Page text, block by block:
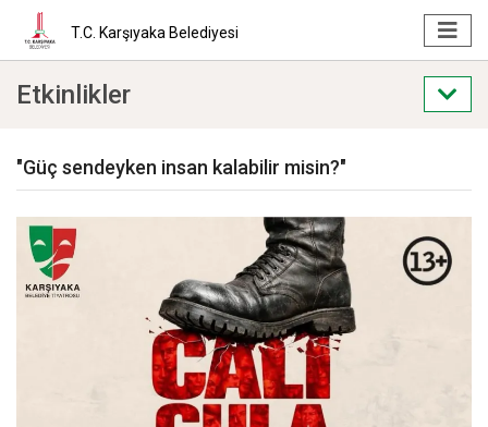
T.C. Karşıyaka Belediyesi
Etkinlikler
"Güç sendeyken insan kalabilir misin?"